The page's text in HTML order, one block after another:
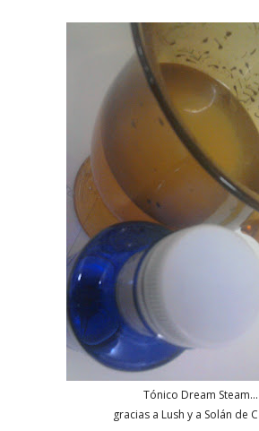
Tónico Dream Steam...
gracias a Lush y a Solán de